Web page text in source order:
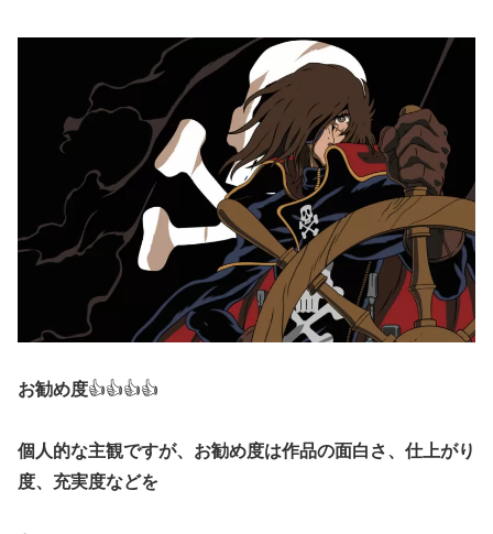
お勧め度👍👍👍👍
個人的な主観ですが、お勧め度は作品の面白さ、仕上がり
度、充実度などを